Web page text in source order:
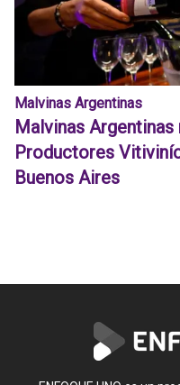
Malvinas Argentinas
Malvinas
Productores
Buenos Aires